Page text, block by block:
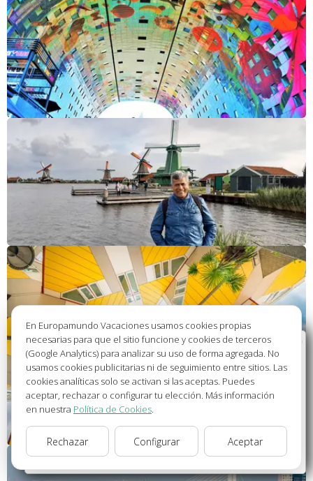
Bienvenido a Europamundo Vacaciones, está usted
en el sitio internacional de:
Wellcome to Europamundo Vacations, your in the
international site of:
España
cambiar/change
En Europamundo Vacaciones usamos cookies propias
necesarias para que el sitio funcione y cookies de terceros
(Google Analytics) para analizar su uso de forma agregada. No
usamos cookies publicitarias ni de seguimiento entre sitios. Las
cookies analíticas solo se activan si las aceptas. Puedes
aceptar, rechazar o configurar tu elección. Más información
en nuestra Política de Cookies.
Rechazar Configurar Aceptar